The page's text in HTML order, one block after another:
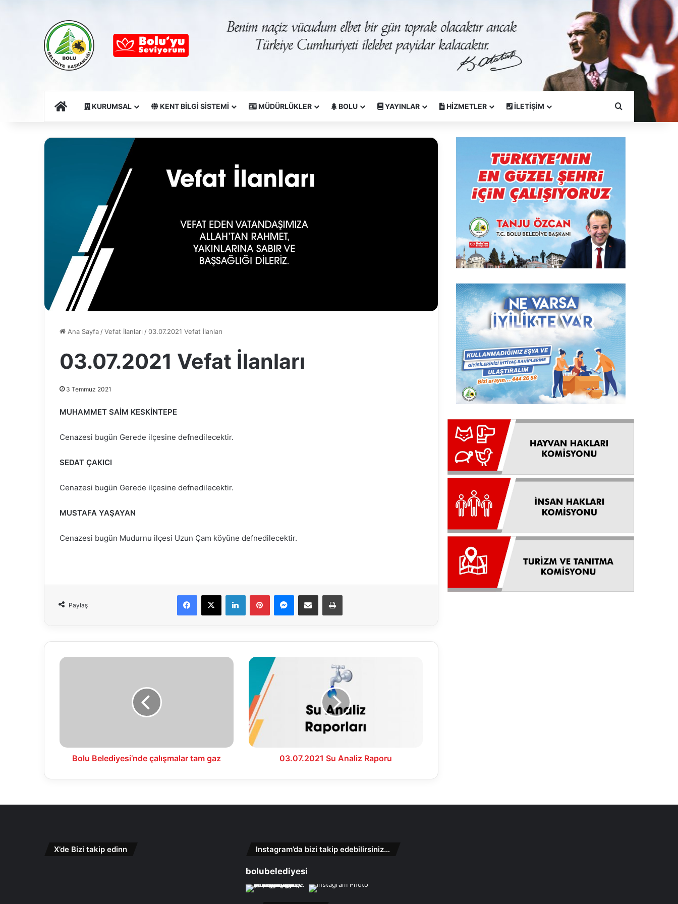
Ana SayfaKURUMSAL KENT BİLGİ SİSTEMİ MÜDÜRLÜKLER BOLU YAYINLAR HİZMETLER İLETİŞİM Arama Yapın
Ana Sayfa/Vefat İlanları /03.07.2021 Vefat İlanları
03.07.2021 Vefat İlanları
3 Temmuz 2021
MUHAMMET SAİM KESKİNTEPE
Cenazesi bugün Gerede ilçesine defnedilecektir.
SEDAT ÇAKICI
Cenazesi bugün Gerede ilçesine defnedilecektir.
MUSTAFA YAŞAYAN
Cenazesi bugün Mudurnu ilçesi Uzun Çam köyüne defnedilecektir.
Paylaş
Facebook
X LinkedInPinterestMessenger
E-Mail ile paylaş Yazdır
Bolu
Bolu Belediyesi’nde çalışmalar tam gaz
03.07.2021
Analiz
Raporu
03.07.2021 Su Analiz Raporu
X’de Bizi takip edinn Instagram’da bizi takip edebilirsiniz…
bolubelediyesi